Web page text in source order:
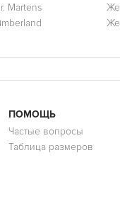
Martens
ПОМОЩЬ
Частые вопросы
Таблица размеров